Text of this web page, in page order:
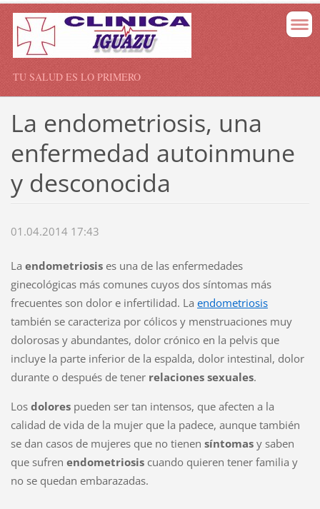
TU SALUD ES LO PRIMERO
La endometriosis, una
enfermedad autoinmune
y desconocida
01.04.2014 17:43
La endometriosises una de las enfermedades
ginecológicas más comunes cuyos dos síntomas más
frecuentes son dolor e infertilidad. La endometriosis
también se caracteriza por cólicos y menstruaciones muy
dolorosas y abundantes, dolor crónico en la pelvis que
incluye la parte inferior de la espalda, dolor intestinal, dolor
durante o después de tenerrelaciones sexuales.
Los dolorespueden ser tan intensos, que afecten a la
calidad de vida de la mujer que la padece, aunque también
se dan casos de mujeres que no tienen síntomasy saben
que sufren endometriosis cuando quieren tener familia y
no se quedan embarazadas.